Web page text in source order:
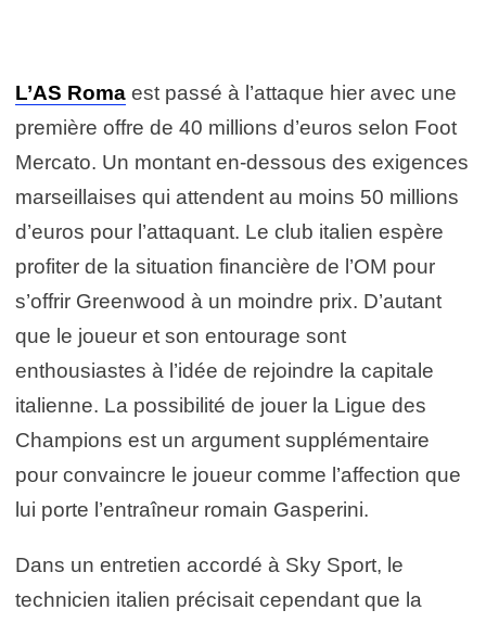
L’AS Roma est passé à l’attaque hier avec une
première offre de 40 millions d’euros selon Foot
Mercato. Un montant en-dessous des exigences
marseillaises qui attendent au moins 50 millions
d’euros pour l’attaquant. Le club italien espère
profiter de la situation financière de l’OM pour
s’offrir Greenwood à un moindre prix. D’autant
que le joueur et son entourage sont
enthousiastes à l’idée de rejoindre la capitale
italienne. La possibilité de jouer la Ligue des
Champions est un argument supplémentaire
pour convaincre le joueur comme l’affection que
lui porte l’entraîneur romain Gasperini.
Dans un entretien accordé à Sky Sport, le
technicien italien précisait cependant que la